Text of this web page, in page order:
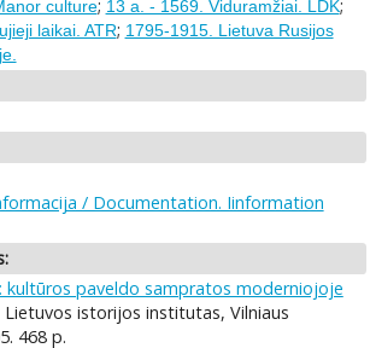
culture; 13 a. - 1569. Viduramžiai. LDK;
laikai. ATR; 1795-1915. Lietuva Rusijos
/ Documentation. Iinformation
kultūros paveldo sampratos moderniojoje
Lietuvos istorijos institutas, Vilniaus
468 p.